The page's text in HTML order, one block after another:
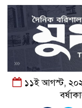
১১ই আগস্ট, ২০২৬